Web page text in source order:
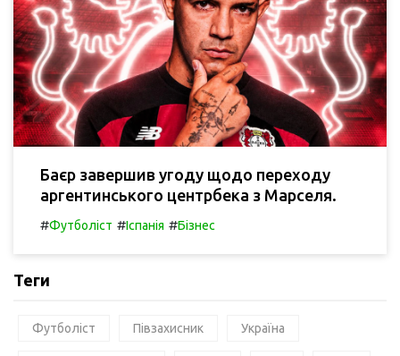
Баєр завершив угоду щодо переходу
аргентинського центрбека з Марселя.
#Футболіст #Іспанія #Бізнес
Теги
Футболіст Півзахисник Україна